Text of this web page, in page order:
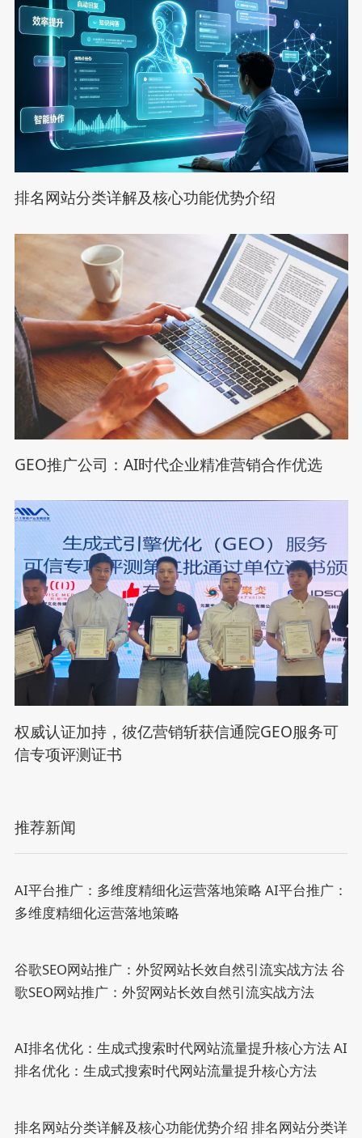
排名网站分类详解及核心功能优势介绍
GEO推广公司：AI时代企业精准营销合作优选
权威认证加持，彼亿营销斩获信通院GEO服务可
信专项评测证书
推荐新闻
AI平台推广：多维度精细化运营落地策略 AI平台推广：
多维度精细化运营落地策略
谷歌SEO网站推广：外贸网站长效自然引流实战方法谷
歌SEO网站推广：外贸网站长效自然引流实战方法
AI排名优化：生成式搜索时代网站流量提升核心方法AI
排名优化：生成式搜索时代网站流量提升核心方法
排名网站分类详解及核心功能优势介绍 排名网站分类详